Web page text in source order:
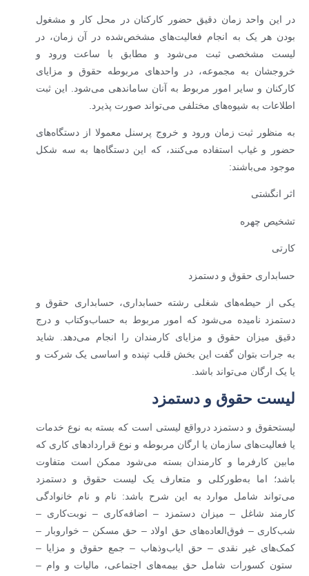
در این واحد زمان دقیق حضور کارکنان در محل کار و مشغول
بودن هر یک به انجام فعالیت‌های مشخص‌شده در آن زمان، در
لیست مشخصی ثبت می‌شود و مطابق با ساعت ورود و
خروجشان به مجموعه، در واحدهای مربوطه حقوق و مزایای
کارکنان و سایر امور مربوط به آنان ساماندهی می‌شود. این ثبت
اطلاعات به شیوه‌های مختلفی می‌تواند صورت پذیرد.
به منظور ثبت زمان ورود و خروج پرسنل معمولا از دستگاه‌های
حضور و غیاب استفاده می‌کنند، که این دستگاه‌ها به سه شکل
موجود می‌باشند:
اثر انگشتی
تشخیص چهره
کارتی
حسابداری حقوق و دستمزد
یکی از حیطه‌های شغلی رشته حسابداری، حسابداری حقوق و
دستمزد نامیده می‌شود که امور مربوط به حساب‌وکتاب و درج
دقیق میزان حقوق و مزایای کارمندان را انجام می‌دهد. شاید
به جرات بتوان گفت این بخش قلب تپنده و اساسی یک شرکت و
یا یک ارگان می‌تواند باشد.
لیست حقوق و دستمزد
لیستحقوق و دستمزد درواقع لیستی است که بسته به نوع خدمات
یا فعالیت‌های سازمان یا ارگان مربوطه و نوع قراردادهای کاری که
مابین کارفرما و کارمندان بسته می‌شود ممکن است متفاوت
باشد؛ اما به‌طورکلی و متعارف یک لیست حقوق و دستمزد
می‌تواند شامل موارد به این شرح باشد: نام و نام خانوادگی
کارمند شاغل – میزان دستمزد – اضافه‌کاری – نوبت‌کاری –
شب‌کاری – فوق‌العاده‌های حق اولاد – حق مسکن – خواروبار –
کمک‌های غیر نقدی – حق ایاب‌وذهاب – جمع حقوق و مزایا –
ستون کسورات شامل حق بیمه‌های اجتماعی، مالیات و وام –